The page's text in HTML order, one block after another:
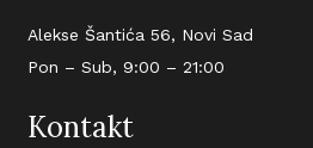
Alekse Šantića 56, Novi Sad
Pon – Sub, 9:00 – 21:00
Kontakt